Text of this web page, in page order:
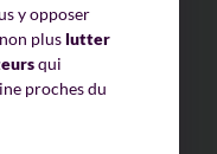
y opposer
pluslutter
qui
proches du